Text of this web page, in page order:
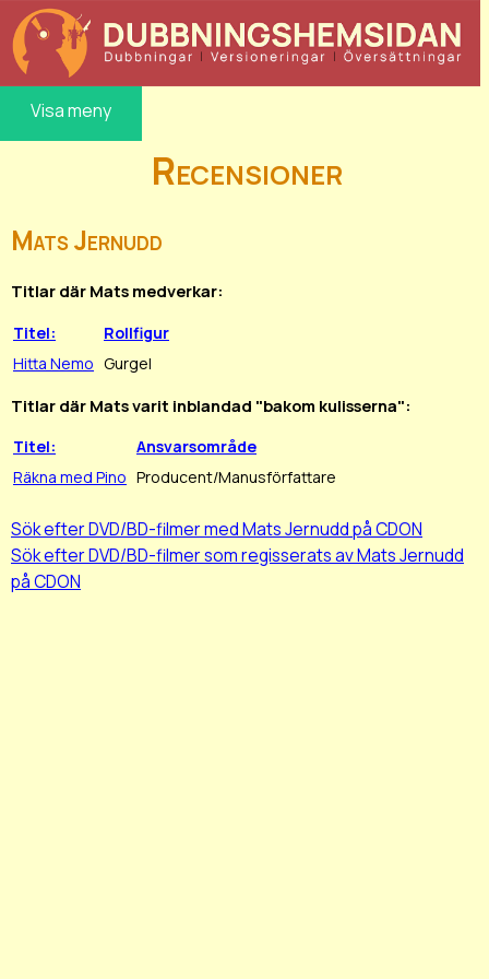
Visa meny
Recensioner
Mats Jernudd
Titlar där Mats medverkar:
Titel:
Rollfigur
Hitta Nemo Gurgel
Titlar där Mats varit inblandad "bakom kulisserna":
Titel:
Ansvarsområde
Räkna med Pino Producent/Manusförfattare
Sök efter DVD/BD-filmer med Mats Jernudd på CDON
Sök efter DVD/BD-filmer som regisserats av Mats Jernudd
på CDON